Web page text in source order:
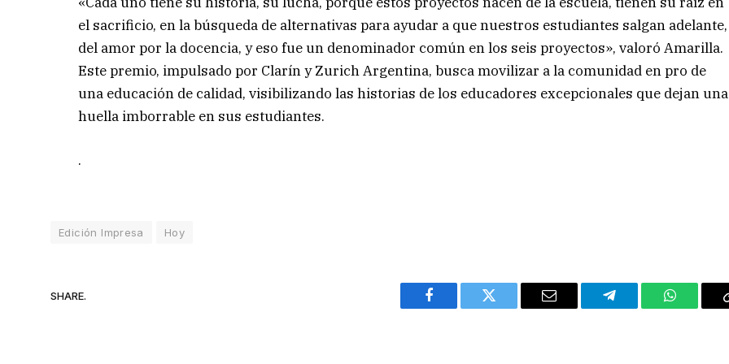
el sacrificio, en la búsqueda de alternativas para ayudar a que nuestros estudiantes salgan adelante,
del amor por la docencia, y eso fue un denominador común en los seis proyectos», valoró Amarilla.
Este premio, impulsado por Clarín y Zurich Argentina, busca movilizar a la comunidad en pro de
una educación de calidad, visibilizando las historias de los educadores excepcionales que dejan una
huella imborrable en sus estudiantes.
.
Edición Impresa Hoy
SHARE.
Facebook Twitter Email Telegram